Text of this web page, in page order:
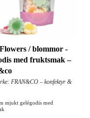
/ blommor -
med fruktsmak –
FRAN&CO – konfektyr &
mjukt gelégodis med